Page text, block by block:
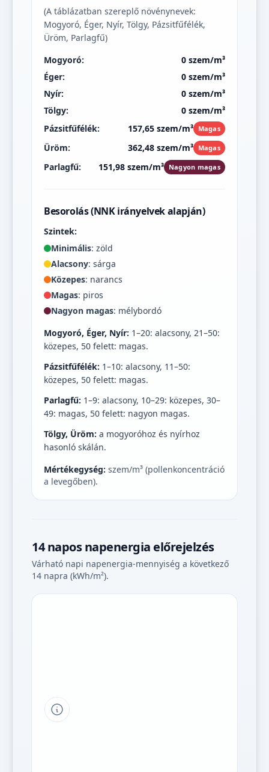
(A táblázatban szereplő növénynevek:
Mogyoró, Éger, Nyír, Tölgy, Pázsitfűfélék,
Üröm, Parlagfű)
Mogyoró:
0 szem/m³
Éger:
0 szem/m³
Nyír:
0 szem/m³
Tölgy:
0 szem/m³
Pázsitfűfélék:
157,65 szem/m³ Magas
Üröm: 362,48 szem/m³ Magas
Parlagfű: 151,98 szem/m³ Nagyon magas
Besorolás (NNK irányelvek alapján)
Szintek:
Minimális: zöld
Alacsony: sárga
Közepes: narancs
Magas: piros
Nagyon magas: mélybordó
Mogyoró, Éger, Nyír: 1–20: alacsony, 21–50:
közepes, 50 felett: magas.
Pázsitfűfélék: 1–10: alacsony, 11–50:
közepes, 50 felett: magas.
Parlagfű: 1–9: alacsony, 10–29: közepes, 30–
49: magas, 50 felett: nagyon magas.
Tölgy, Üröm: a mogyoróhoz és nyírhoz
hasonló skálán.
Mértékegység: szem/m³ (pollenkoncentráció
a levegőben).
14 napos napenergia előrejelzés
Várható napi napenergia-mennyiség a következő
14 napra (kWh/m²).
Tipp a grafikon jelmagyarázatához